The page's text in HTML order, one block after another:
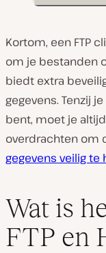
Kortom, een FTP
om je bestanden
biedt extra
gegevens. Tenzij
bent, moet je
overdrachten om
gegevens veilig te
Wat is
FTP en